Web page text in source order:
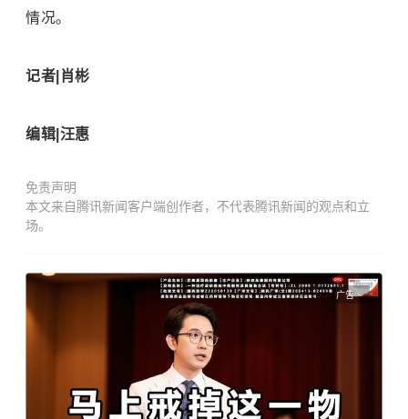
情况。
记者|肖彬
编辑|汪惠
免责声明
本文来自腾讯新闻客户端创作者，不代表腾讯新闻的观点和立
场。
广告